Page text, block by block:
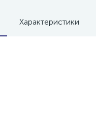
Характеристики